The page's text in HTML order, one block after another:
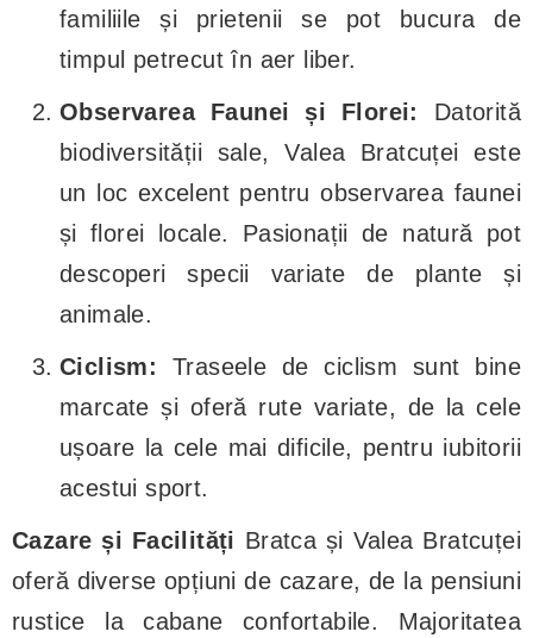
familiile și prietenii se pot bucura de
timpul petrecut în aer liber.
Observarea Faunei și Florei:
Datorită
biodiversității sale, Valea Bratcuței este
un loc excelent pentru observarea faunei
și florei locale. Pasionații de natură pot
descoperi specii variate de plante și
animale.
Ciclism:
Traseele de ciclism sunt bine
marcate și oferă rute variate, de la cele
ușoare la cele mai dificile, pentru iubitorii
acestui sport.
Cazare și Facilități Bratca și Valea Bratcuței
oferă diverse opțiuni de cazare, de la pensiuni
rustice la cabane confortabile. Majoritatea